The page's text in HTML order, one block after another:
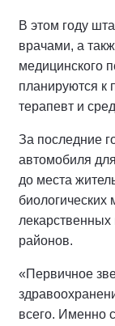
В этом году
врачами, а
медицинского
планируются к
терапевт и
За последние
автомобиля
до места
биологических
районов.
«Первичное
всего. Именно